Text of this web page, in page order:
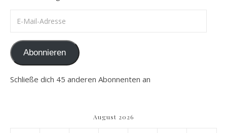
Abonnieren
Schließe dich 45 anderen Abonnenten an
August 2026